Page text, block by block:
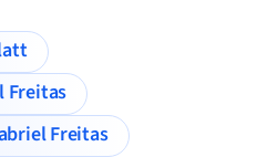
Freitas
Freitas